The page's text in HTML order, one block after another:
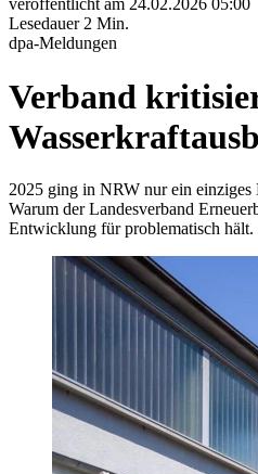
veröffentlicht am 24.02.2026 05:00
Lesedauer 2 Min.
dpa-Meldungen
Verband
2025 ging in NRW nur ein
Warum der Landesverband
Entwicklung für problematisch hält.